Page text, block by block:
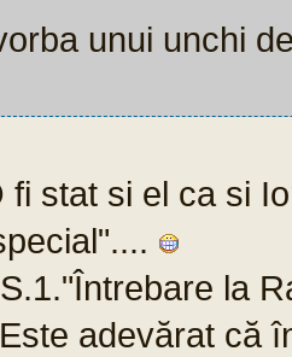
unui unchi
fi stat si el ca si
la
adevărat că